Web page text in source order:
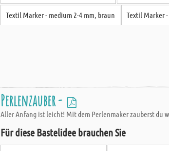
Textil Marker - medium 2-4 mm, braun Textil Marker
Perlenzauber -
Aller Anfang ist leicht! Mit dem Perlenmaker zauberst du
Für diese Bastelidee brauchen Sie